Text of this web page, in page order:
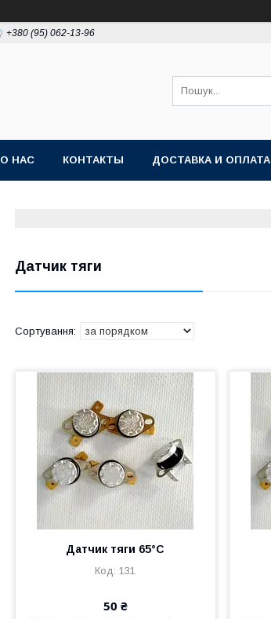
+380 (95) 062-13-96
О НАС КОНТАКТЫ ДОСТАВКА И ОПЛАТА
Датчик тяги
Датчик тяги 65°С
131
50 ₴